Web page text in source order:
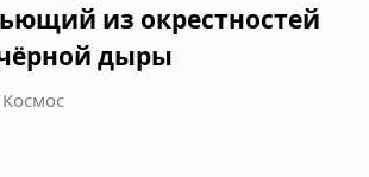
из окрестностей
дыры
Космос